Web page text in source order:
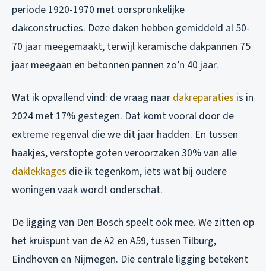
periode 1920-1970 met oorspronkelijke
dakconstructies. Deze daken hebben gemiddeld al 50-
70 jaar meegemaakt, terwijl keramische dakpannen 75
jaar meegaan en betonnen pannen zo’n 40 jaar.
Wat ik opvallend vind: de vraag naar dakreparaties is in
2024 met 17% gestegen. Dat komt vooral door de
extreme regenval die we dit jaar hadden. En tussen
haakjes, verstopte goten veroorzaken 30% van alle
daklekkages die ik tegenkom, iets wat bij oudere
woningen vaak wordt onderschat.
De ligging van Den Bosch speelt ook mee. We zitten op
het kruispunt van de A2 en A59, tussen Tilburg,
Eindhoven en Nijmegen. Die centrale ligging betekent